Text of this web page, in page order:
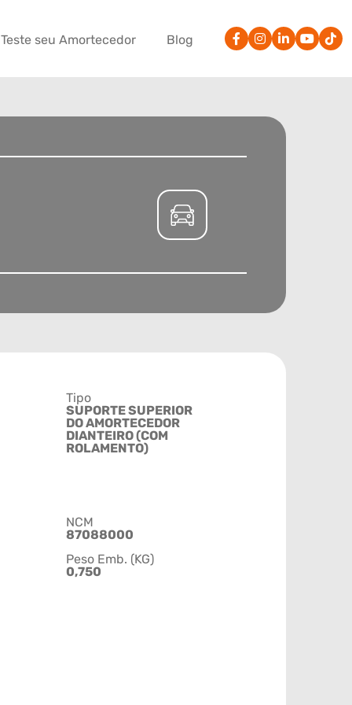
Teste seu Amortecedor Blog
Tipo
SUPORTE SUPERIOR
DO AMORTECEDOR
DIANTEIRO (COM
ROLAMENTO)
NCM
87088000
Peso Emb. (KG)
0,750